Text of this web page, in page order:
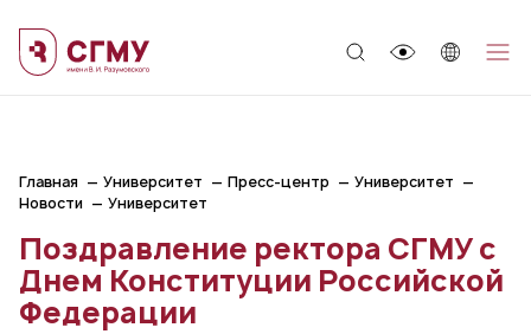
Главная Университет Пресс-центр
Университет
Новости
Университет
Поздравление ректора СГМУ с
Днем Конституции Российской
Федерации